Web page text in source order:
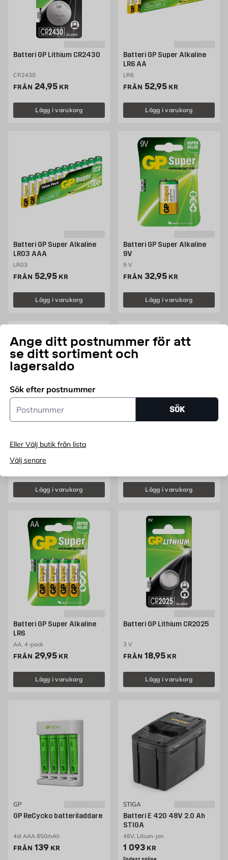
Ange ditt postnummer för att
se ditt sortiment och
lagersaldo
Sök efter postnummer
Postnummer
SÖK
Eller Välj butik från lista
Välj senare
Batteri GP Lithium CR2430
CR2430
FRÅN Pris 24.95 kr
24,95 KR
Lägg i varukorg
Batteri GP Super Alkaline
LR6 AA
LR6
FRÅN Pris 52.95 kr
52,95 KR
Lägg i varukorg
Batteri GP Super Alkaline
LR03 AAA
LR03
FRÅN Pris 52.95 kr
52,95 KR
Lägg i varukorg
Batteri GP Super Alkaline
9V
9 V
FRÅN Pris 32.95 kr
32,95 KR
Lägg i varukorg
LR20
Pris 54.95 kr
54,95
Lägg i varukorg Lägg i varukorg
Batteri GP Super Alkaline
LR6
AA, 4-pack
FRÅN Pris 29.95 kr
29,95 KR
Lägg i varukorg
Batteri GP Lithium CR2025
3 V
FRÅN Pris 18.95 kr
18,95 KR
Lägg i varukorg
GP
GP ReCycko batteriladdare
4st AAA 850mAh
FRÅN Pris 139 kr
139 KR
STIGA
Batteri E 420 48V 2.0 Ah
STIGA
48V, Litium-jon
Pris 1093 kr
1 093 KR